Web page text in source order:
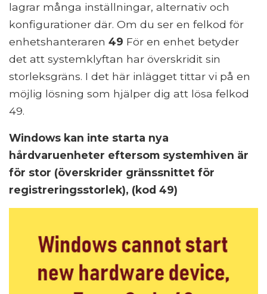
lagrar många inställningar, alternativ och
konfigurationer där. Om du ser en felkod för
enhetshanteraren 49 För en enhet betyder
det att systemklyftan har överskridit sin
storleksgräns. I det här inlägget tittar vi på en
möjlig lösning som hjälper dig att lösa felkod
49.
Windows kan inte starta nya
hårdvaruenheter eftersom systemhiven är
för stor (överskrider gränssnittet för
registreringsstorlek), (kod 49)